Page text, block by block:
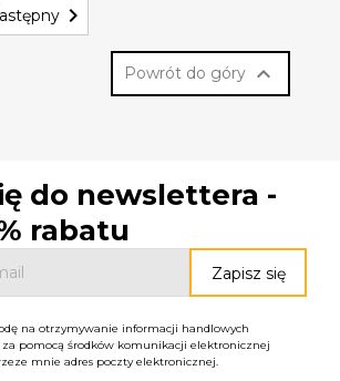

Powrót do góry 
do newslettera -
rabatu
na otrzymywanie informacji handlowych
za pomocą środków komunikacji elektronicznej
mnie adres poczty elektronicznej.